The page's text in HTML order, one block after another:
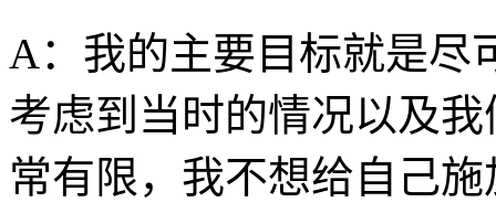
A：我的主要目标就是尽
考虑到当时的情况以及
常有限，我不想给自己